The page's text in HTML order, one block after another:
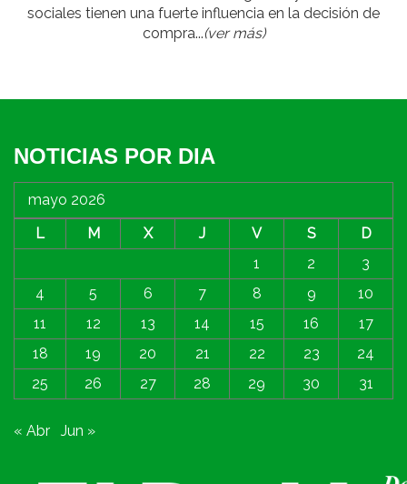
sociales tienen una fuerte influencia en la decisión de
compra...(ver más)
NOTICIAS POR DIA
mayo 2026
L
M X J V S
D
1
2
3
4
5 6 7 8 9
10
11
12 13 14 15 16
17
18
19 20 21 22 23
24
25
26 27 28 29 30 31
« Abr Jun »